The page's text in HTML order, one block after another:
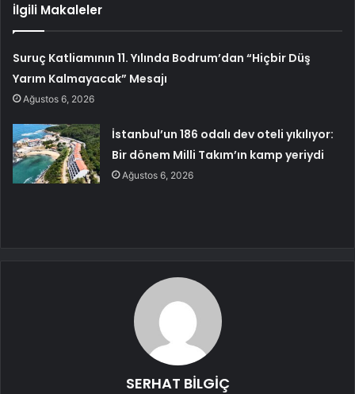
İlgili Makaleler
Suruç Katliamının 11. Yılında Bodrum’dan “Hiçbir Düş
Yarım Kalmayacak” Mesajı
Ağustos 6, 2026
İstanbul’un 186 odalı dev oteli yıkılıyor:
Bir dönem Milli Takım’ın kamp yeriydi
Ağustos 6, 2026
SERHAT BİLGİÇ